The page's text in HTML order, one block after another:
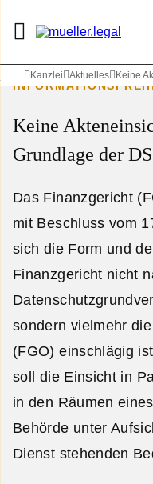
Kanzlei Aktuelles Keine
Keine
Grundlage der
Das Finanzgericht
mit Beschluss vom
sich die Form und
Finanzgericht nicht
sondern vielmehr
(FGO) einschlägig
soll die Einsicht in
in den Räumen
Behörde unter
Dienst stehenden